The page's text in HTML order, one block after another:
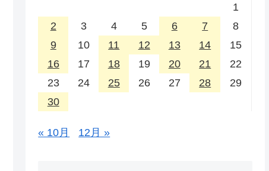
1
2
3 4 5 6 7
8
9
10 11 12 13 14
15
16
17 18 19 20 21
22
23
24 25 26 27 28
29
30
« 10月 12月 »